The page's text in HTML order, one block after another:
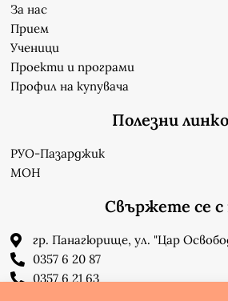
За нас
Прием
Ученици
Проекти и програми
Профил на купувача
Полезни
РУО-Пазарджик
МОН
Свържете се с
гр. Панагюрище, ул. "Цар
0357 6 20 87
0357 6 21 63